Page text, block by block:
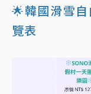
🌟韓國滑雪
覽表